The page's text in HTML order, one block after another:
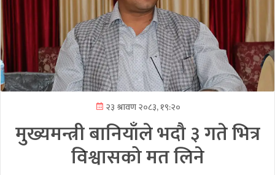
२३ श्रावण २०८३, १९:२०
मुख्यमन्त्री बानियाँले भदौ ३ गते भित्र
विश्वासको मत लिने